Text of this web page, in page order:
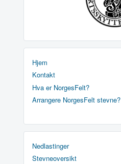
Hjem
Kontakt
Hva er NorgesFelt?
Arrangere NorgesFelt stevne?
Nedlastinger
Stevneoversikt